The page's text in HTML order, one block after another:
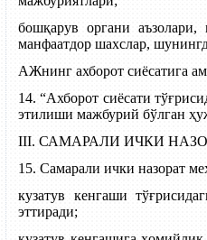
бошқарув органи
манфаатдор шахслар,
АЖнинг ахборот сиёсатига
14. “Ахборот сиёсати
этилиши мажбурий бўлган
III. САМАРАЛИ ИЧКИ
15. Самарали ички назорат
кузатув кенгаши
эттиради;